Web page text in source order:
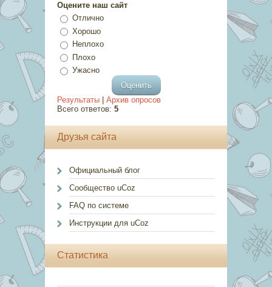
Оцените наш сайт
Отлично
Хорошо
Неплохо
Плохо
Ужасно
Результаты
Архив опросов
Всего ответов: 5
Друзья сайта
Официальный блог
Сообщество uCoz
FAQ по системе
Инструкции для uCoz
Статистика